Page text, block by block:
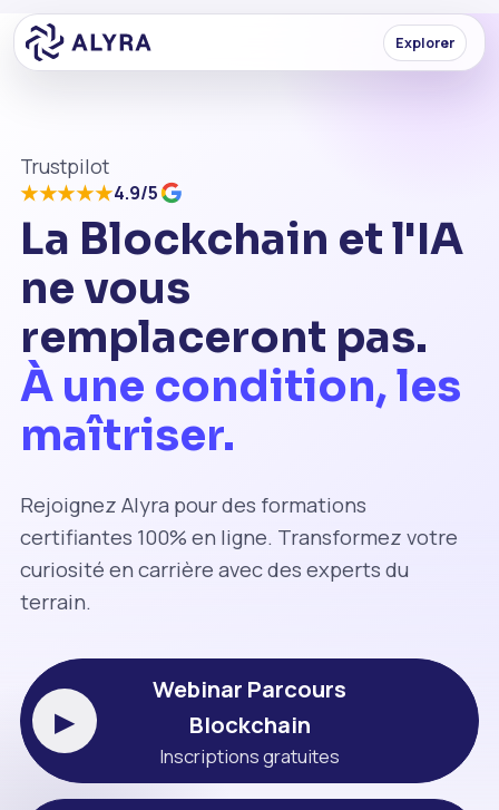
Explorer
Trustpilot
★★★★★4.9/5
La Blockchain et l'IA
ne vous
remplaceront pas.
À une condition, les
maîtriser.
Rejoignez Alyra pour des formations
certifiantes 100% en ligne. Transformez votre
curiosité en carrière avec des experts du
terrain.
▶
Webinar Parcours
Blockchain
Inscriptions gratuites